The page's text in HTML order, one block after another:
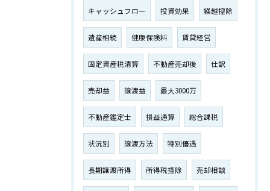
キャッシュフロー 投資効果 繰越控除
遺産相続 健康保険料 賃貸経営
固定資産税清算 不動産売却後 仕訳
売却益 譲渡益 最大3000万
不動産鑑定士 損益通算 総合課税
状況別 譲渡方法 特別優遇
長期譲渡所得 所得税控除 売却相談